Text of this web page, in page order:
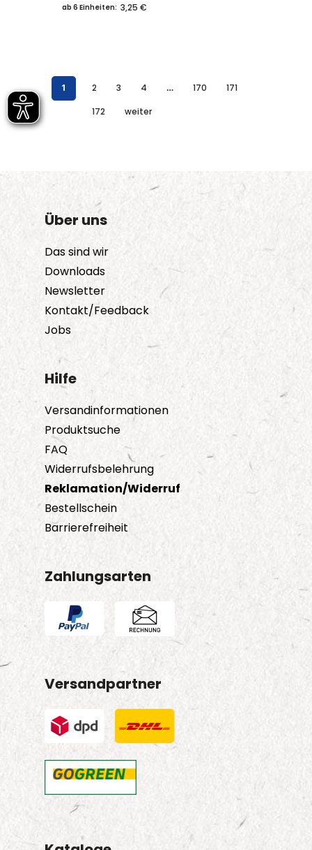
ab 6 Einheiten: 3,25 €
1 2 3 4 … 170
171
172
weiter
Über uns
Das sind wir
Downloads
Newsletter
Kontakt/Feedback
Jobs
Hilfe
Versandinformationen
Produktsuche
FAQ
Widerrufsbelehrung
Reklamation/Widerruf
Bestellschein
Barrierefreiheit
Zahlungsarten
Versandpartner